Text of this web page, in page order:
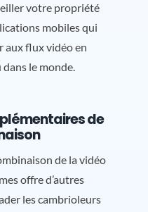
votre propriété
mobiles qui
aux flux vidéo en
le monde.
de
de la vidéo
offre d’autres
les cambrioleurs